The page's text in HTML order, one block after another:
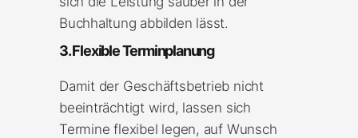
Buchhaltung abbilden lässt.
3. Flexible Terminplanung
Damit der Geschäftsbetrieb nicht
beeinträchtigt wird, lassen sich
Termine flexibel legen, auf Wunsch